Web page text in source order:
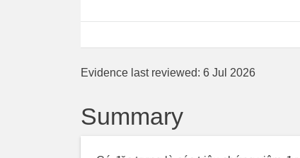
Evidence last reviewed: 6 Jul 2026
Summary